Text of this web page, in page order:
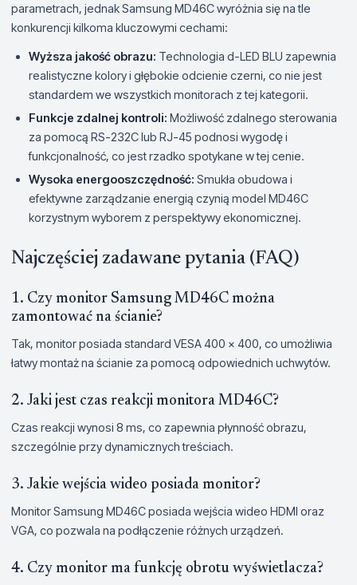
parametrach, jednak Samsung MD46C wyróżnia się na tle
konkurencji kilkoma kluczowymi cechami:
Wyższa jakość obrazu: Technologia d-LED BLU zapewnia
realistyczne kolory i głębokie odcienie czerni, co nie jest
standardem we wszystkich monitorach z tej kategorii.
Funkcje zdalnej kontroli: Możliwość zdalnego sterowania
za pomocą RS-232C lub RJ-45 podnosi wygodę i
funkcjonalność, co jest rzadko spotykane w tej cenie.
Wysoka energooszczędność: Smukła obudowa i
efektywne zarządzanie energią czynią model MD46C
korzystnym wyborem z perspektywy ekonomicznej.
Najczęściej zadawane pytania (FAQ)
1. Czy monitor Samsung MD46C można
zamontować na ścianie?
Tak, monitor posiada standard VESA 400 x 400, co umożliwia
łatwy montaż na ścianie za pomocą odpowiednich uchwytów.
2. Jaki jest czas reakcji monitora MD46C?
Czas reakcji wynosi 8 ms, co zapewnia płynność obrazu,
szczególnie przy dynamicznych treściach.
3. Jakie wejścia wideo posiada monitor?
Monitor Samsung MD46C posiada wejścia wideo HDMI oraz
VGA, co pozwala na podłączenie różnych urządzeń.
4. Czy monitor ma funkcję obrotu wyświetlacza?